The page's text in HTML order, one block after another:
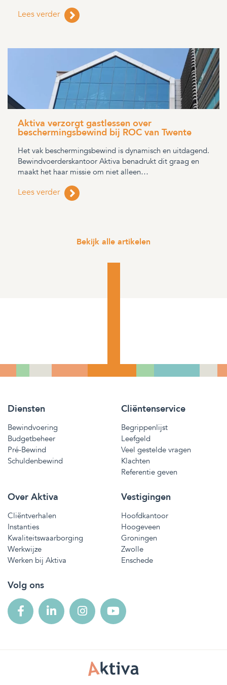
Lees verder
Aktiva verzorgt gastlessen over
beschermingsbewind bij ROC van Twente
Het vak beschermingsbewind is dynamisch en uitdagend.
Bewindvoerderskantoor Aktiva benadrukt dit graag en
maakt het haar missie om niet alleen…
Lees verder
Bekijk alle artikelen
Diensten
Bewindvoering
Budgetbeheer
Pré-Bewind
Schuldenbewind
Cliëntenservice
Begrippenlijst
Leefgeld
Veel gestelde vragen
Klachten
Referentie geven
Over Aktiva
Cliëntverhalen
Instanties
Kwaliteitswaarborging
Werkwijze
Werken bij Aktiva
Vestigingen
Hoofdkantoor
Hoogeveen
Groningen
Zwolle
Enschede
Volg ons